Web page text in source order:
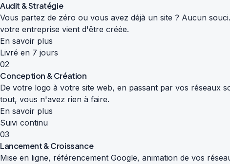
Audit & Stratégie
Vous partez de zéro ou vous avez déjà un site ? Aucun
votre entreprise vient d'être créée.
En savoir plus
Livré en 7 jours
02
Conception & Création
De votre logo à votre site web, en passant par vos réseaux
tout, vous n'avez rien à faire.
En savoir plus
Suivi continu
03
Lancement & Croissance
Mise en ligne, référencement Google, animation de vos